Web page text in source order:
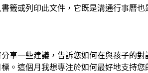
籤或列印此文件，它既是溝通行事曆也
享一些建議，告訴您如何在與孩子的
。這個月我想專注於如何最好地支持您